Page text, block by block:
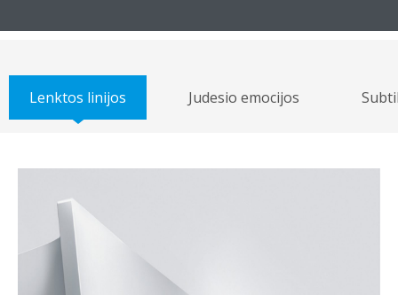
Lenktos linijos Judesio emocijos